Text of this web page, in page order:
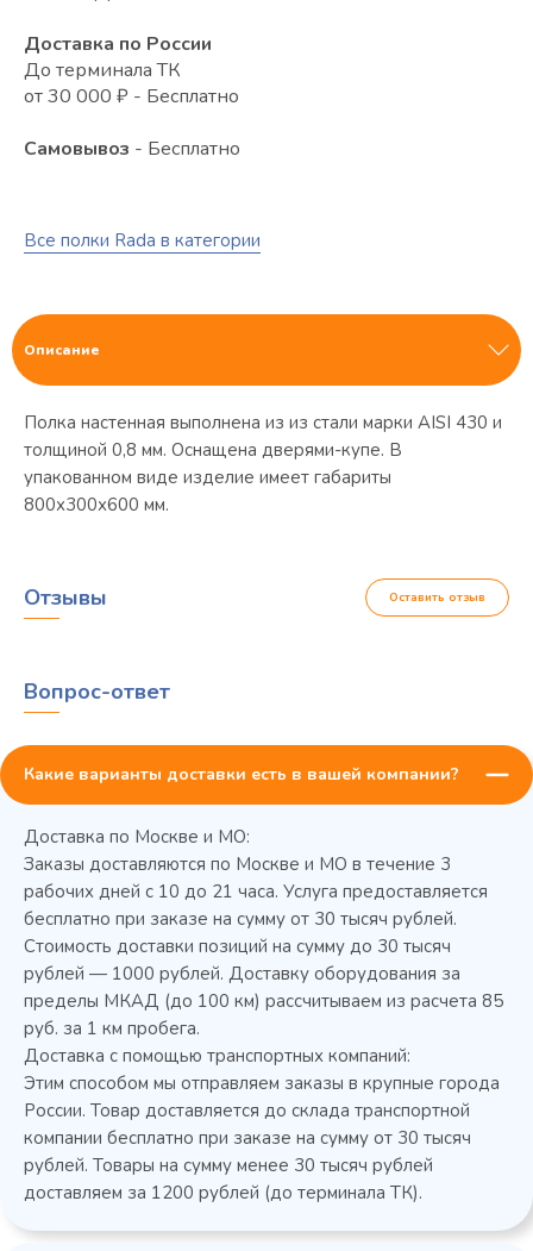
Все полки Rada в категории
Доставка по России
До терминала ТК
от 30 000 ₽ - Бесплатно
Самовывоз - Бесплатно
Описание
Полка настенная выполнена из из стали марки AISI 430 и
толщиной 0,8 мм. Оснащена дверями-купе. В
упакованном виде изделие имеет габариты
800х300х600 мм.
Колода разрубочная КР-5/5
Отзывы Оставить отзыв
Вопрос-ответ
Какие варианты доставки есть в вашей компании?
Доставка по Москве и МО:
Заказы доставляются по Москве и МО в течение 3
рабочих дней с 10 до 21 часа. Услуга предоставляется
бесплатно при заказе на сумму от 30 тысяч рублей.
Стоимость доставки позиций на сумму до 30 тысяч
рублей — 1000 рублей. Доставку оборудования за
пределы МКАД (до 100 км) рассчитываем из расчета 85
руб. за 1 км пробега.
Доставка с помощью транспортных компаний:
Этим способом мы отправляем заказы в крупные города
России. Товар доставляется до склада транспортной
компании бесплатно при заказе на сумму от 30 тысяч
рублей. Товары на сумму менее 30 тысяч рублей
доставляем за 1200 рублей (до терминала ТК).